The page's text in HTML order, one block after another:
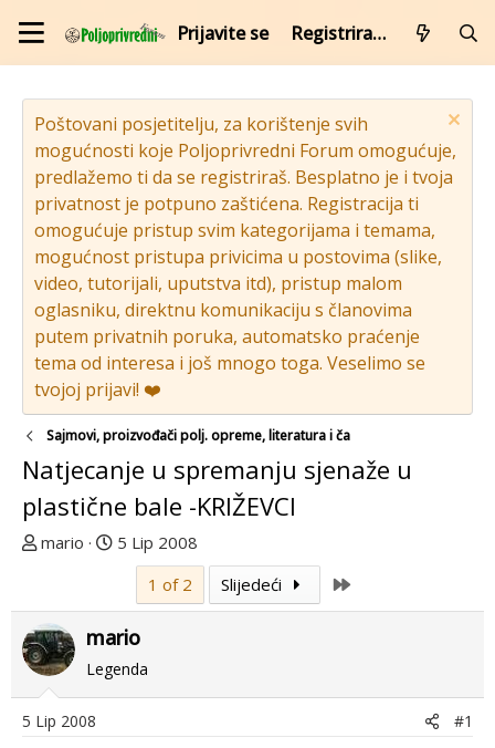
Prijavite se Registrirajte se
Poštovani posjetitelju, za korištenje svih
mogućnosti koje Poljoprivredni Forum omogućuje,
predlažemo ti da se registriraš. Besplatno je i tvoja
privatnost je potpuno zaštićena. Registracija ti
omogućuje pristup svim kategorijama i temama,
mogućnost pristupa privicima u postovima (slike,
video, tutorijali, uputstva itd), pristup malom
oglasniku, direktnu komunikaciju s članovima
putem privatnih poruka, automatsko praćenje
tema od interesa i još mnogo toga. Veselimo se
tvojoj prijavi! ❤️
Sajmovi, proizvođači polj. opreme, literatura i ča
Natjecanje u spremanju sjenaže u
plastične bale -KRIŽEVCI
T
u
p
o
r
e
mario
D
u
m
p
o
5 Lip 2008
1 of 2
Slijedeći
mario
Legenda
5 Lip 2008 #1